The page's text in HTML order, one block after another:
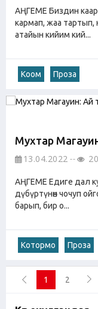
АҢГЕМЕ Биздин
кармап, жаа тартып,
атайын кийим кий...
Коом Проза
Мухтар
13.04.2022
АҢГЕМЕ Едиге дал
дүбүртүнөн чочуп
барып, бир о...
Котормо Проза
1 2